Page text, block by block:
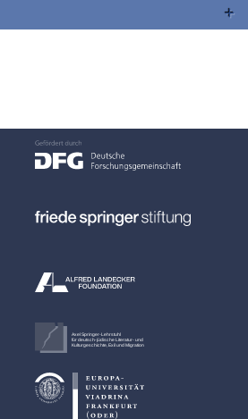
Axel Springer-Lehrstuhl
für deutsch-jüdische Literatur- und
Kulturgeschichte, Exil und Migration